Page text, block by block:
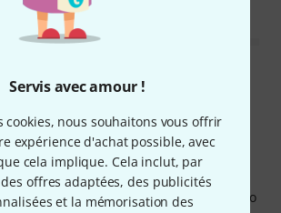
Servis avec amour !
cookies, nous souhaitons vous offrir
expérience d'achat possible, avec
cela implique. Cela inclut, par
offres adaptées, des publicités
et la mémorisation des
SIGNALER L'ÉVALUATION
Tarok 20.03.2021
son sympa comme tout pour un style afro